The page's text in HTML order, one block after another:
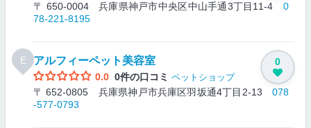
〒 650-0004 兵庫県神戸市中央区中山手通3丁目11-4 0
78-221-8195
E アルフィーペット美容室
0.0 0件の口コミ ペットショップ
〒 652-0805 兵庫県神戸市兵庫区羽坂通4丁目2-13 078
-577-0793
0